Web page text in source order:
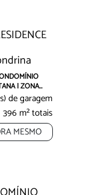
| ZONA
de garagem
396 m² totais
MESMO